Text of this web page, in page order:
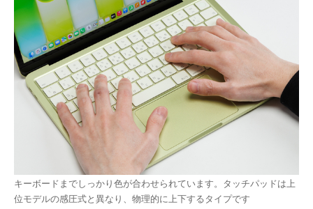
キーボードまでしっかり色が合わせられています。タッチパッドは上
位モデルの感圧式と異なり、物理的に上下するタイプです